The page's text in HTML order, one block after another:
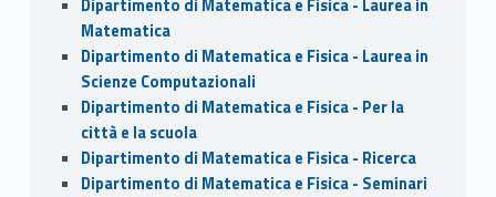
Dipartimento di Matematica e Fisica - Laurea in
Matematica
Dipartimento di Matematica e Fisica - Laurea in
Scienze Computazionali
Dipartimento di Matematica e Fisica - Per la
città e la scuola
Dipartimento di Matematica e Fisica - Ricerca
Dipartimento di Matematica e Fisica - Seminari